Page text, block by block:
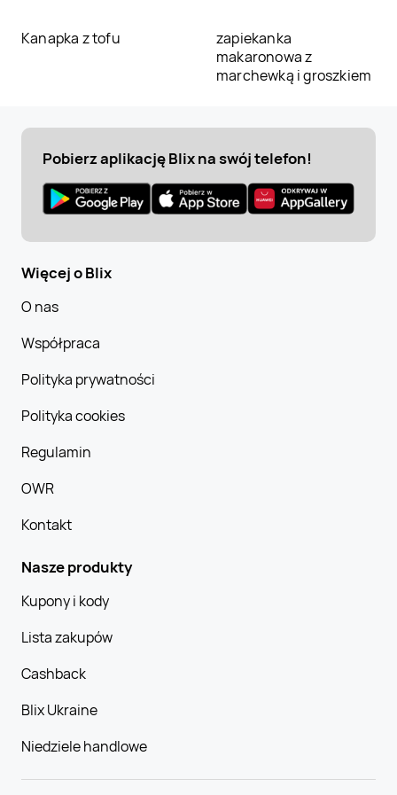
Kanapka z tofu
zapiekanka
makaronowa z
marchewką i groszkiem
Pobierz aplikację Blix na swój telefon!
Więcej o Blix
O nas
Współpraca
Polityka prywatności
Polityka cookies
Regulamin
OWR
Kontakt
Nasze produkty
Kupony i kody
Lista zakupów
Cashback
Blix Ukraine
Niedziele handlowe